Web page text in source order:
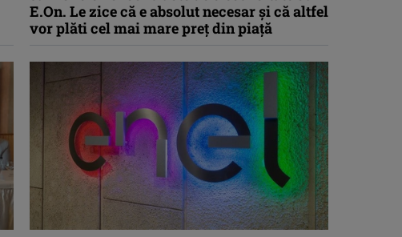
E.On. Le zice că e absolut necesar și că altfel
vor plăti cel mai mare preț din piață